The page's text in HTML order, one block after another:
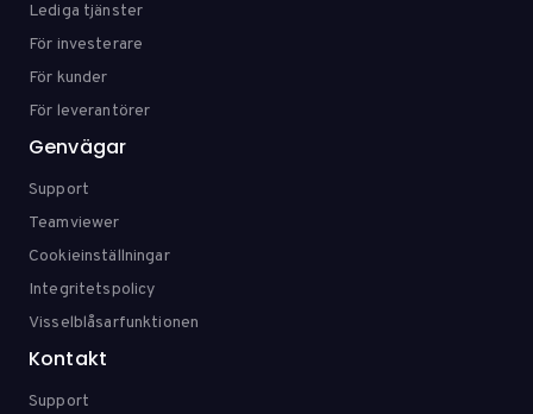
Lediga tjänster
För investerare
För kunder
För leverantörer
Genvägar
Support
Teamviewer
Cookieinställningar
Integritetspolicy
Visselblåsarfunktionen
Kontakt
Support